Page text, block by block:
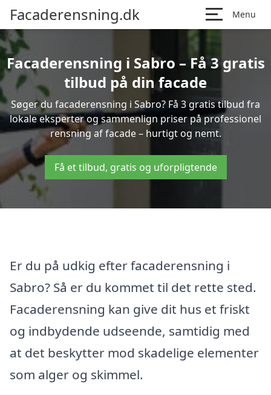
Facaderensning.dk Menu
Facaderensning i Sabro – Få 3 gratis
tilbud på din facade
Søger du facaderensning i Sabro? Få 3 gratis tilbud fra
lokale eksperter og sammenlign priser på professionel
rensning af facade – hurtigt og nemt.
Få et tilbud, gratis og uforpligtende
Er du på udkig efter facaderensning i
Sabro? Så er du kommet til det rette sted.
Facaderensning kan give dit hus et friskt
og indbydende udseende, samtidig med
at det beskytter mod skadelige elementer
som alger og skimmel.